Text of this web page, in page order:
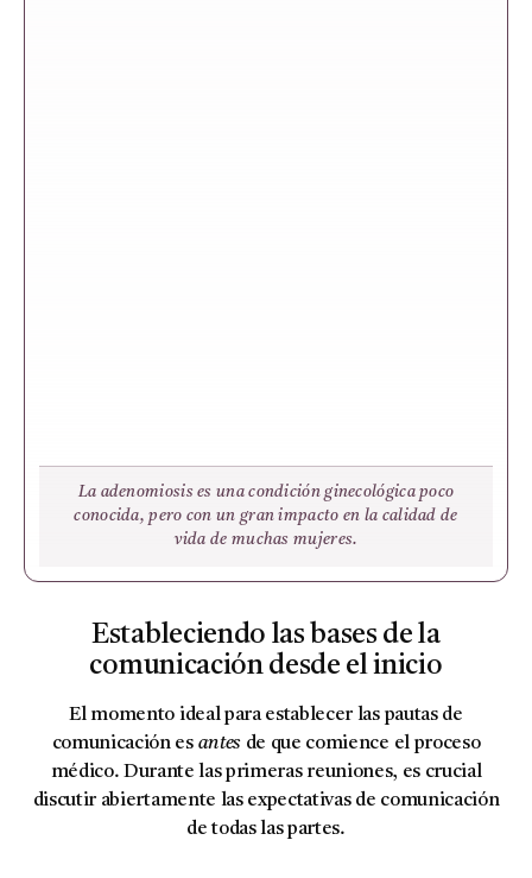
La adenomiosis es una condición ginecológica poco
conocida, pero con un gran impacto en la calidad de
vida de muchas mujeres.
Estableciendo las bases de la
comunicación desde el inicio
El momento ideal para establecer las pautas de
comunicación es antesde que comience el proceso
médico. Durante las primeras reuniones, es crucial
discutir abiertamente las expectativas de comunicación
de todas las partes.